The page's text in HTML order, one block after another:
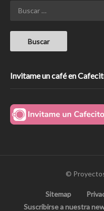
Invitame un café en
©
Sitemap
Suscribirse a nuestra